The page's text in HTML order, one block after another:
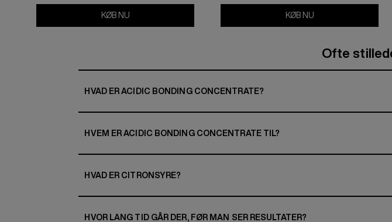
KØB NU Acidic Bonding Concentrate 24/7 Night & Day Serum
KØB NU
Ofte
HVAD ER ACIDIC BONDING CONCENTRATE?
HVEM ER ACIDIC BONDING CONCENTRATE TIL?
HVAD ER CITRONSYRE?
HVOR LANG TID GÅR DER, FØR MAN SER RESULTATER?